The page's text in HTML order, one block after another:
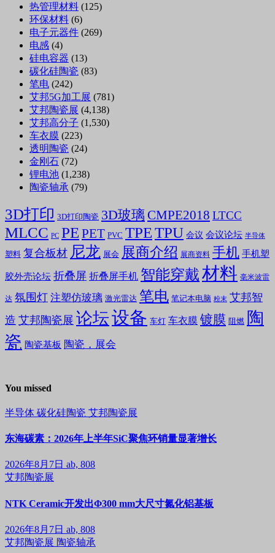
热管理材料 (125)
环保材料 (6)
电子元器件 (269)
电感 (4)
硅电容器 (13)
碳化硅陶瓷 (83)
笔电 (242)
艾邦5G加工展 (781)
艾邦陶瓷展 (4,138)
艾邦高分子 (1,530)
车衣膜 (223)
透明陶瓷 (24)
金刚石 (72)
锂电池 (1,238)
陶瓷轴承 (79)
3D打印 3D打印陶瓷 3D玻璃 CMPE2018 LTCC
MLCC PC PE PET PVC TPETPU 会议 会议论坛 半导体
塑料 复合板材 尼龙 展会 展商介绍 展商资料 手机 手机塑
胶外壳论坛 折叠屏 折叠屏手机 智能穿戴材料 毫米波雷
达 氛围灯 注塑仿玻璃 激光雷达 笔电 笔记本电脑 粉末 艾邦智
造 艾邦陶瓷展 论坛设备 车灯 车衣膜 镀膜 阻燃 陶
瓷 陶瓷基板 陶瓷，展会
You missed
半导体 碳化硅陶瓷 艾邦陶瓷展
东海碳素：2026年上半年SiC聚焦环销量显著增长
2026年8月7日 ab, 808
艾邦陶瓷展
NTK Ceramic开发出Φ300 mm大尺寸氮化铝基板
2026年8月7日 ab, 808
艾邦陶瓷展 陶瓷轴承